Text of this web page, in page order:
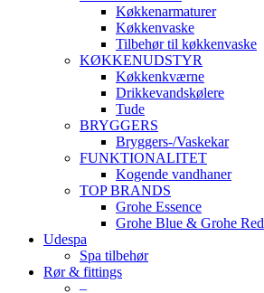
Køkkenarmaturer
Køkkenvaske
Tilbehør til køkkenvaske
KØKKENUDSTYR
Køkkenkværne
Drikkevandskølere
Tude
BRYGGERS
Bryggers-/Vaskekar
FUNKTIONALITET
Kogende vandhaner
TOP BRANDS
Grohe Essence
Grohe Blue & Grohe Red
Udespa
Spa tilbehør
Rør & fittings
–